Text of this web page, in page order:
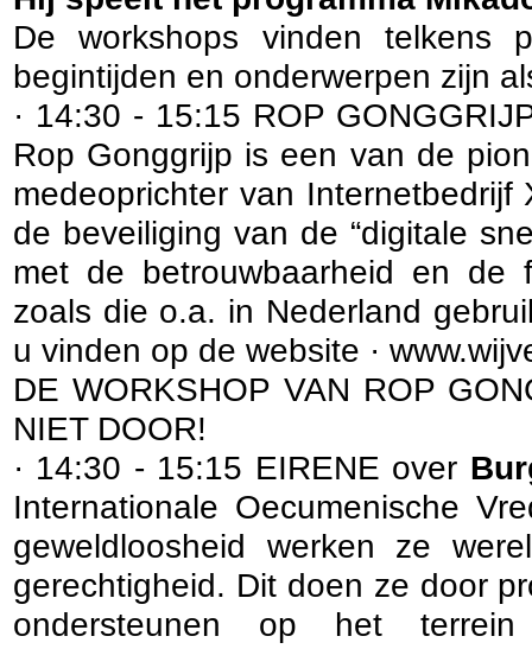
De workshops vinden telkens
begintijden en onderwerpen zijn
· 14:30 - 15:15 ROP
Rop Gonggrijp is een van de
medeoprichter van
de beveiliging van de “digitale
met de betrouwbaarheid en de
zoals die o.a. in Nederland
u vinden op de website ·
DE WORKSHOP VAN ROP
NIET DOOR!
· 14:30 - 15:15 EIRENE over
Internationale Oecumenische
geweldloosheid werken ze
gerechtigheid. Dit doen ze door
ondersteunen op het terrein